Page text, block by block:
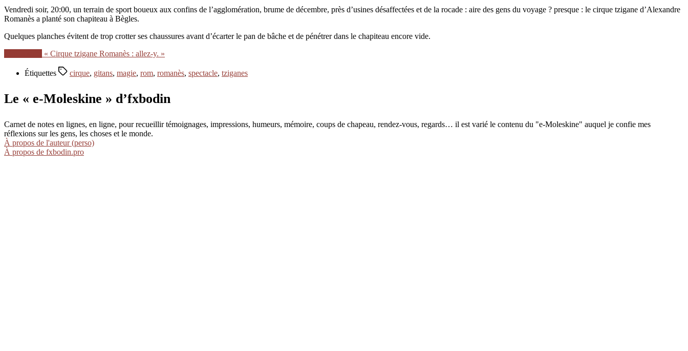
Vendredi soir, 20:00, un terrain de sport boueux aux confins de l’agglomération, brume de décembre, près d’usines désaffectées et de la rocade : aire des gens du voyage ? presque : le cirque tzigane d’Alexandre
Romanès a planté son chapiteau à Bègles.
Quelques planches évitent de trop crotter ses chaussures avant d’écarter le pan de bâche et de pénétrer dans le chapiteau encore vide.
« Cirque tzigane Romanès : allez-y. »
Étiquettes cirque, gitans, magie, rom, romanès, spectacle, tziganes
Le « e-Moleskine » d’fxbodin
Carnet de notes en lignes, en ligne, pour recueillir témoignages, impressions, humeurs, mémoire, coups de chapeau, rendez-vous, regards… il est varié le contenu du "e-Moleskine" auquel je confie mes
réflexions sur les gens, les choses et le monde.
À propos de l'auteur (perso)
À propos de fxbodin.pro